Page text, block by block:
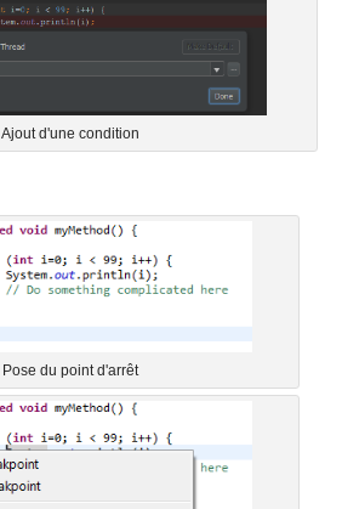
Ajout d'une condition
Pose du point d'arrêt